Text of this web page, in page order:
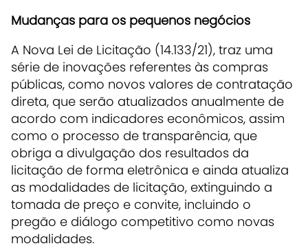
Mudanças para os pequenos negócios
A Nova Lei de Licitação (14.133/21), traz uma
série de inovações referentes às compras
públicas, como novos valores de contratação
direta, que serão atualizados anualmente de
acordo com indicadores econômicos, assim
como o processo de transparência, que
obriga a divulgação dos resultados da
licitação de forma eletrônica e ainda atualiza
as modalidades de licitação, extinguindo a
tomada de preço e convite, incluindo o
pregão e diálogo competitivo como novas
modalidades.